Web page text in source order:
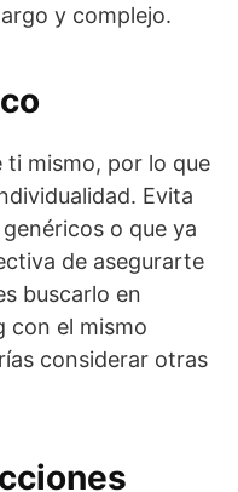
y complejo.
ti mismo, por lo que
Evita
o que ya
de asegurarte
buscarlo en
con el mismo
considerar otras